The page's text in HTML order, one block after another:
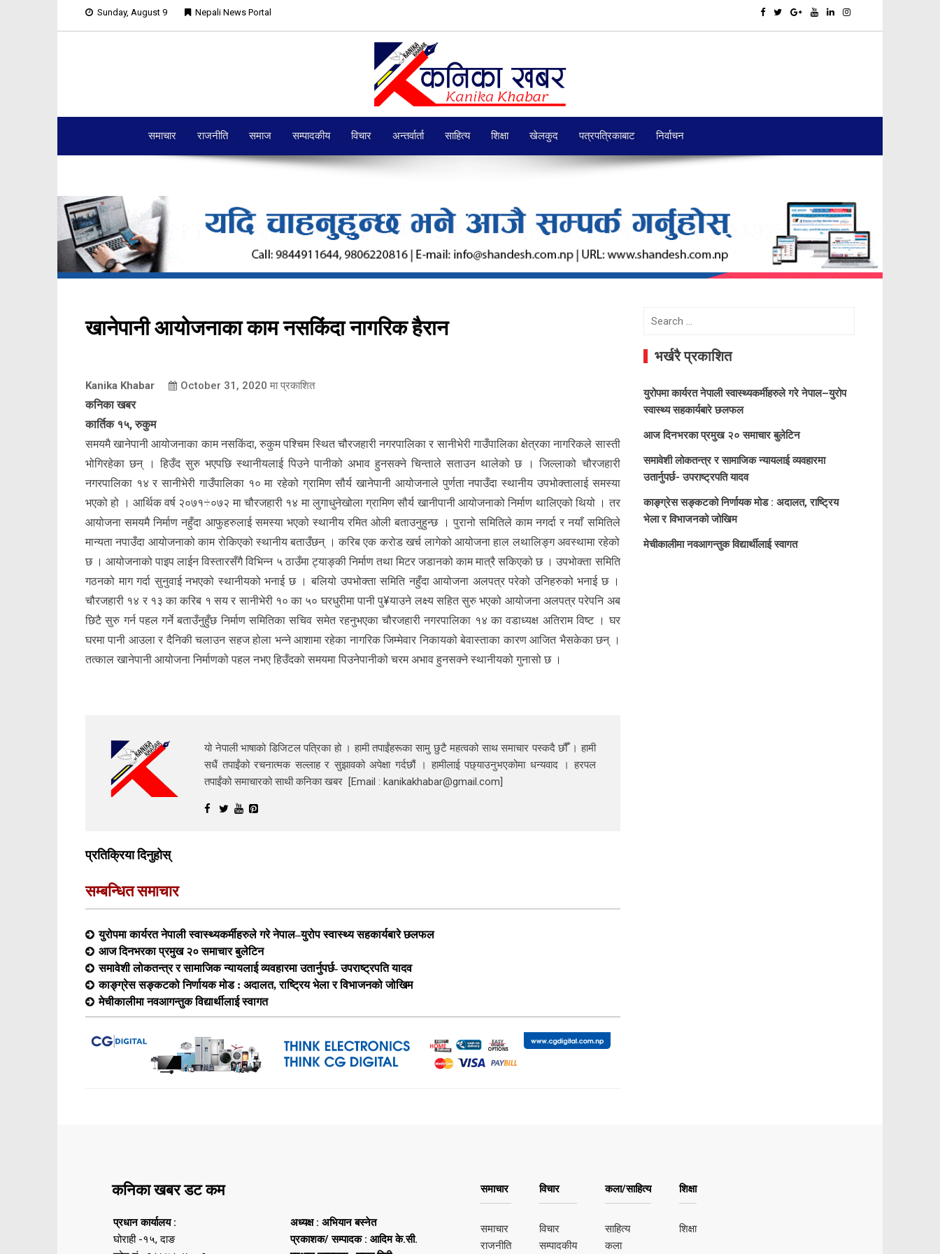
Sunday, August 9 Nepali News Portal
समाचार राजनीति समाज सम्पादकीय विचार अन्तर्वार्ता साहित्य शिक्षा खेलकुद पत्रपत्रिकाबाट निर्वाचन
खानेपानी आयोजनाका काम नसकिंदा नागरिक हैरान
Kanika Khabar October 31, 2020 मा प्रकाशित
कनिका खबर
कार्तिक १५, रुकुम
समयमै खानेपानी आयोजनाका काम नसकिंदा, रुकुम पश्चिम स्थित चौरजहारी नगरपालिका र सानीभेरी गाउँपालिका क्षेत्रका नागरिकले सास्ती
भोगिरहेका छन् । हिउँद सुरु भएपछि स्थानीयलाई पिउने पानीको अभाव हुनसक्ने चिन्ताले सताउन थालेको छ । जिल्लाको चौरजहारी
नगरपालिका १४ र सानीभेरी गाउँपालिका १० मा रहेको ग्रामिण सौर्य खानेपानी आयोजनाले पुर्णता नपाउँदा स्थानीय उपभोक्तालाई समस्या
भएको हो । आर्थिक वर्ष २०७१÷०७२ मा चौरजहारी १४ मा लुगाधुनेखोला ग्रामिण सौर्य खानीपानी आयोजनाको निर्माण थालिएको थियो । तर
आयोजना समयमै निर्माण नहुँदा आफुहरुलाई समस्या भएको स्थानीय रमित ओली बताउनुहुन्छ । पुरानो समितिले काम नगर्दा र नयाँ समितिले
मान्यता नपाउँदा आयोजनाको काम रोकिएको स्थानीय बताउँछन् । करिब एक करोड खर्च लागेको आयोजना हाल लथालिङ्ग अवस्थामा रहेको
छ । आयोजनाको पाइप लाईन विस्तारसँगै विभिन्न ५ ठाउँमा ट्याङ्की निर्माण तथा मिटर जडानको काम मात्रै सकिएको छ । उपभोक्ता समिति
गठनको माग गर्दा सुनुवाई नभएको स्थानीयको भनाई छ । बलियो उपभोक्ता समिति नहुँदा आयोजना अलपत्र परेको उनिहरुको भनाई छ ।
चौरजहारी १४ र १३ का करिब १ सय र सानीभेरी १० का ५० घरधुरीमा पानी पु¥याउने लक्ष्य सहित सुरु भएको आयोजना अलपत्र परेपनि अब
छिटै सुरु गर्न पहल गर्ने बताउँनुहुँछ निर्माण समितिका सचिव समेत रहनुभएका चौरजहारी नगरपालिका १४ का वडाध्यक्ष अतिराम विष्ट । घर
घरमा पानी आउला र दैनिकी चलाउन सहज होला भन्ने आशामा रहेका नागरिक जिम्मेवार निकायको बेवास्ताका कारण आजित भैसकेका छन् ।
तत्काल खानेपानी आयोजना निर्माणको पहल नभए हिउँदको समयमा पिउनेपानीको चरम अभाव हुनसक्ने स्थानीयको गुनासो छ ।
यो नेपाली भाषाको डिजिटल पत्रिका हो । हामी तपाईंहरूका सामु छुटै महत्वको साथ समाचार पस्कदै छौँँ । हामी
सधैं तपाईंको रचनात्मक सल्लाह र सुझावको अपेक्षा गर्दछौं । हामीलाई पछ्याउनुभएकोमा धन्यवाद । हरपल
तपाईंको समाचारको साथी कनिका खबर [Email : kanikakhabar@gmail.com]
प्रतिक्रिया दिनुहोस्
सम्बन्धित समाचार
युरोपमा कार्यरत नेपाली स्वास्थ्यकर्मीहरुले गरे नेपाल–युरोप स्वास्थ्य सहकार्यबारे छलफल
आज दिनभरका प्रमुख २० समाचार बुलेटिन
समावेशी लोकतन्त्र र सामाजिक न्यायलाई व्यवहारमा उतार्नुपर्छ- उपराष्ट्रपति यादव
काङ्ग्रेस सङ्कटको निर्णायक मोड : अदालत, राष्ट्रिय भेला र विभाजनको जोखिम
मेचीकालीमा नवआगन्तुक विद्यार्थीलाई स्वागत
Search
भर्खरै प्रकाशित
युरोपमा कार्यरत नेपाली स्वास्थ्यकर्मीहरुले गरे नेपाल–युरोप
स्वास्थ्य सहकार्यबारे छलफल
आज दिनभरका प्रमुख २० समाचार बुलेटिन
समावेशी लोकतन्त्र र सामाजिक न्यायलाई व्यवहारमा
उतार्नुपर्छ- उपराष्ट्रपति यादव
काङ्ग्रेस सङ्कटको निर्णायक मोड : अदालत, राष्ट्रिय
भेला र विभाजनको जोखिम
मेचीकालीमा नवआगन्तुक विद्यार्थीलाई स्वागत
कनिका खबर डट कम
प्रधान कार्यालय :
घोराही -१५, दाङ
अध्यक्ष : अभियान बस्नेत
प्रकाशक/ सम्पादक : आदिम के.सी.
समाचार
समाचार
राजनीति
विचार
विचार
सम्पादकीय
कला/साहित्य
साहित्य
कला
शिक्षा
शिक्षा